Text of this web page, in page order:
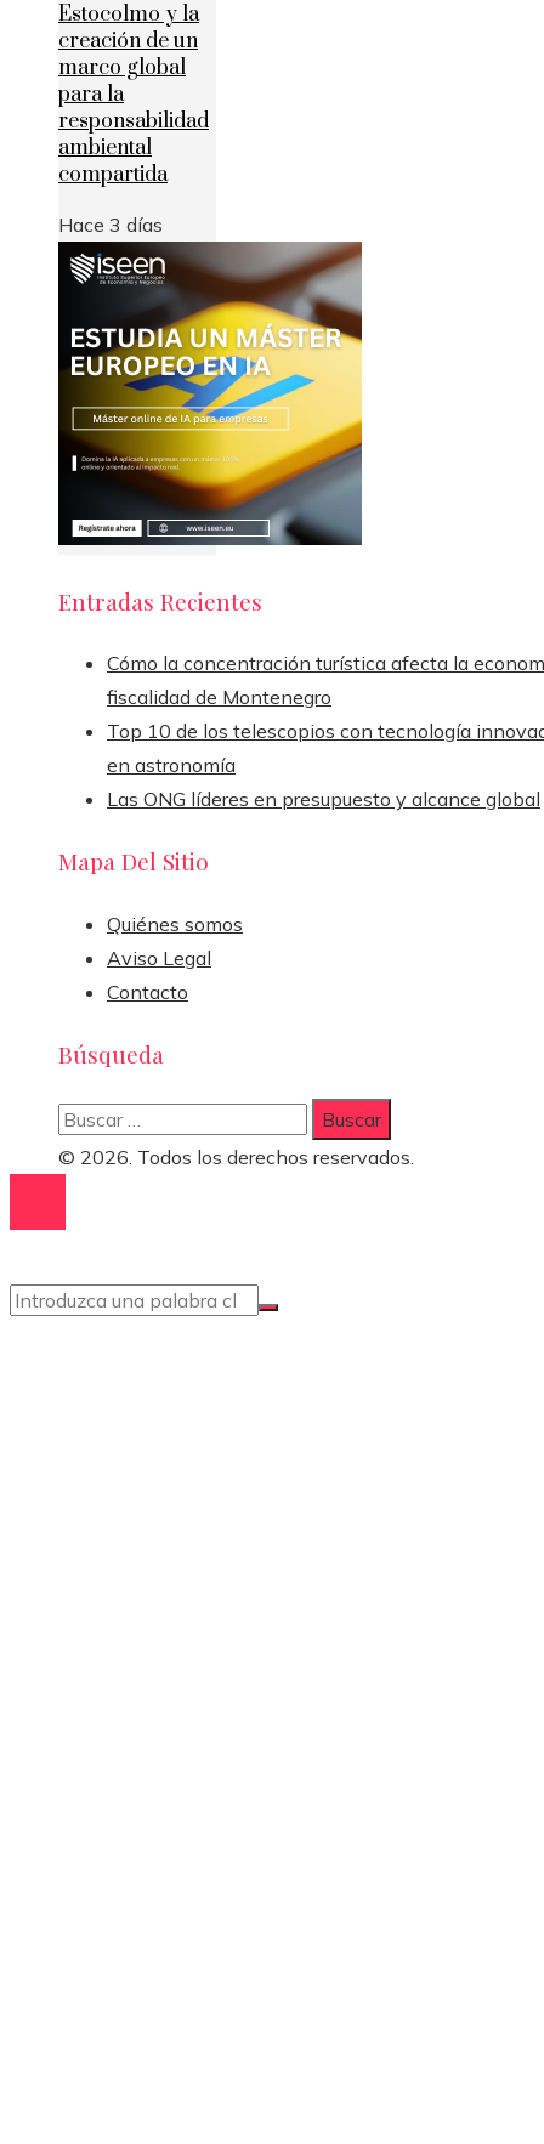
Estocolmo y la
creación de un
marco global
para la
responsabilidad
ambiental
compartida
Hace 3 días
Entradas Recientes
Cómo la concentración turística afecta la
fiscalidad de Montenegro
Top 10 de los telescopios con tecnología
en astronomía
Las ONG líderes en presupuesto y alcance global
Mapa Del Sitio
Quiénes somos
Aviso Legal
Contacto
Búsqueda
Buscar:
© 2026. Todos los derechos reservados.